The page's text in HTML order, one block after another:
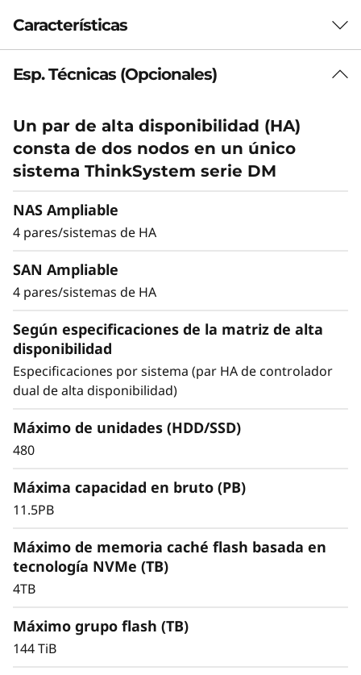
e
m
D
M
5
0
0
H
F
a
Características
Equilibrio entre
rendimiento y
eficiencia
Ideal para empresas de tamaño medio que
precisan más rendimiento y capacidad, el
DM5200H es hasta un 50% más rápido que la
generación anterior, lo que lo convierten en
una opción versátil para empresas que buscan
un equilibrio entre rendimiento y eficiencia de
Consiga una excepcional eficiencia en el
almacenamiento a la vez que ofrece el
rendimiento constante que precisa para las
cargas de trabajo de misión crítica.
Esp. Técnicas (Opcionales)
Un par de alta disponibilidad (HA)
consta de dos nodos en un único
sistema ThinkSystem serie DM
NAS Ampliable
4 pares/sistemas de HA
SAN Ampliable
4 pares/sistemas de HA
Según especificaciones de la matriz de alta
disponibilidad
Especificaciones por sistema (par HA de controlador
dual de alta disponibilidad)
Máximo de unidades (HDD/SSD)
480
Máxima capacidad en bruto (PB)
11.5PB
Máximo de memoria caché flash basada en
tecnología NVMe (TB)
4TB
Máximo grupo flash (TB)
144 TiB